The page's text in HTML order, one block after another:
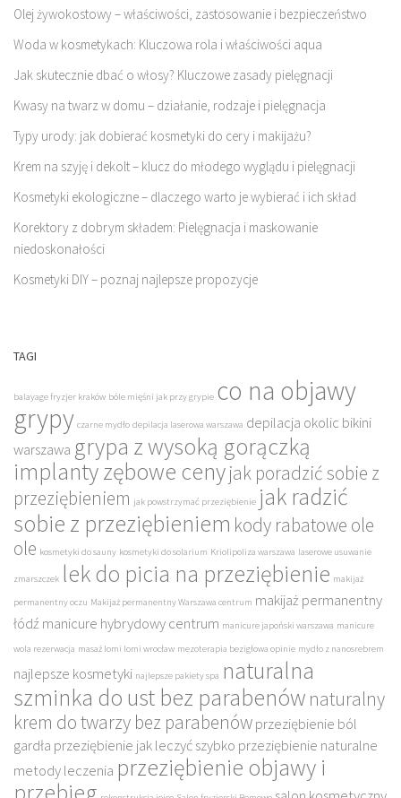
Olej żywokostowy – właściwości, zastosowanie i bezpieczeństwo
Woda w kosmetykach: Kluczowa rola i właściwości aqua
Jak skutecznie dbać o włosy? Kluczowe zasady pielęgnacji
Kwasy na twarz w domu – działanie, rodzaje i pielęgnacja
Typy urody: jak dobierać kosmetyki do cery i makijażu?
Krem na szyję i dekolt – klucz do młodego wyglądu i pielęgnacji
Kosmetyki ekologiczne – dlaczego warto je wybierać i ich skład
Korektory z dobrym składem: Pielęgnacja i maskowanie
niedoskonałości
Kosmetyki DIY – poznaj najlepsze propozycje
TAGI
balayage fryzjer kraków bóle mięśni jak przy grypie co na objawy
grypy czarne mydło depilacja laserowa warszawa depilacja okolic bikini
warszawa grypa z wysoką gorączką
implanty zębowe cenyjak poradzić sobie z
przeziębieniem jak powstrzymać przeziębienie jak radzić
sobie z przeziębieniem kody rabatowe ole
ole kosmetyki do sauny kosmetyki do solarium Kriolipoliza warszawa laserowe usuwanie
zmarszczek lek do picia na przeziębienie makijaż
permanentny oczu Makijaż permanentny Warszawa centrum makijaż permanentny
łódź manicure hybrydowy centrum manicure japoński warszawa manicure
wola rezerwacja masaż lomi lomi wrocław mezoterapia bezigłowa opinie mydło z nanosrebrem
najlepsze kosmetyki najlepsze pakiety spa naturalna
szminka do ust bez parabenów naturalny
krem do twarzy bez parabenówprzeziębienie ból
gardła przeziębienie jak leczyć szybko przeziębienie naturalne
metody leczenia przeziębienie objawy i
przebieg